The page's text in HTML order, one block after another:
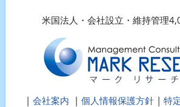
米国法人・会社設立・維持管理
|会社案内 | 個人情報保護方針 | 特